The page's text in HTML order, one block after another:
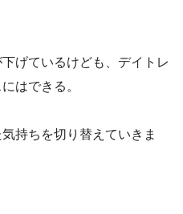
げているけども、デイトレ
はできる。
持ちを切り替えていきま